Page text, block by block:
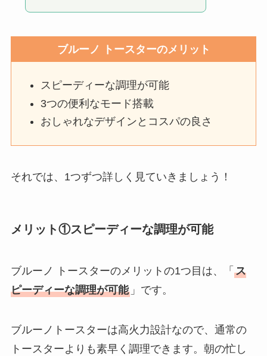
ブルーノ トースターのメリット
スピーディーな調理が可能
3つの便利なモード搭載
おしゃれなデザインとコスパの良さ
それでは、1つずつ詳しく見ていきましょう！
メリット①スピーディーな調理が可能
ブルーノ トースターのメリットの1つ目は、「 ス
ピーディーな調理が可能」です。
ブルーノトースターは高火力設計なので、通常の
トースターよりも素早く調理できます。朝の忙し